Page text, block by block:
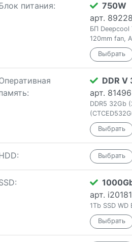
питания:
750W
арт. 89228
БП Deepcool
120mm fan,
DDR V
арт. 81496
DDR5 32Gb
арт.
1Tb SSD